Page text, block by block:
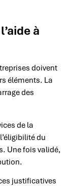
à
doivent
éléments. La
des
de la
du
Une fois validé,
justificatives